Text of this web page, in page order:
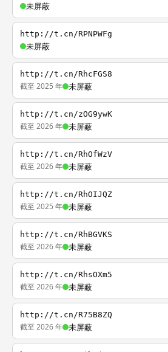
未屏蔽
http://t.cn/RPNPWFg
未屏蔽
http://t.cn/RhcFGS8
截至 2025 年 未屏蔽
http://t.cn/zOG9ywK
截至 2026 年 未屏蔽
http://t.cn/RhOfWzV
截至 2026 年 未屏蔽
http://t.cn/RhOIJQZ
截至 2025 年 未屏蔽
http://t.cn/RhBGVKS
截至 2026 年 未屏蔽
http://t.cn/RhsOXm5
截至 2026 年 未屏蔽
http://t.cn/R75B8ZQ
截至 2026 年 未屏蔽